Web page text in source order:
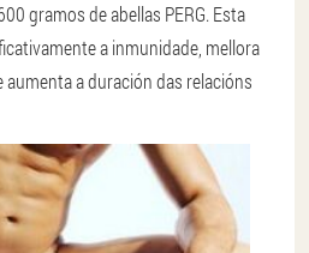
gramos de abellas PERG. Esta
a inmunidade, mellora
a duración das relacións